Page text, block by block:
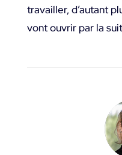
travailler, d’autant
vont ouvrir par la